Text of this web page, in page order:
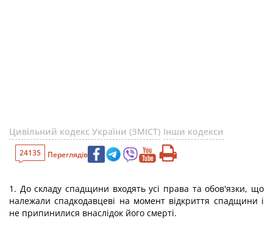
Цивільний кодекс України (ЗМІСТ) Інши кодекси
24135 Переглядів
1. До складу спадщини входять усі права та обов'язки, що
належали спадкодавцеві на момент відкриття спадщини і
не припинилися внаслідок його смерті.